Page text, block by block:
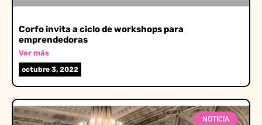
Corfo invita a ciclo de workshops para
emprendedoras
Ver más
octubre 3, 2022
NOTICIA